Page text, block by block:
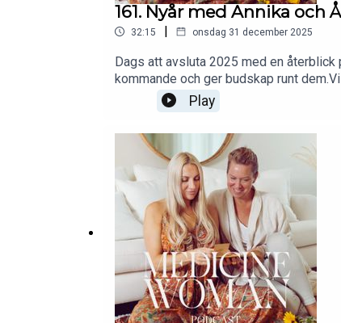
161. Nyår med Annika och
32:15 | onsdag 31 december 2025
Dags att avsluta 2025 med en
kommande och ger budskap runt
supportar oss genom att sprida
mycket för oss!VI GÖR DENNA INRE
https://www.instagram.com/
Play